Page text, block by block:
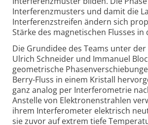
Interferenzmusters und damit die
Interferenzstreifen ändern sich
Stärke des magnetischen Flusses in
Die Grundidee des Teams unter
Ulrich Schneider und Immanuel
geometrische
Berry-Fluss in einem Kristall
ganz analog per Interferometrie
Anstelle von Elektronenstrahlen
ihrem Interferometer elektrisch
sie zuvor auf extrem tiefe